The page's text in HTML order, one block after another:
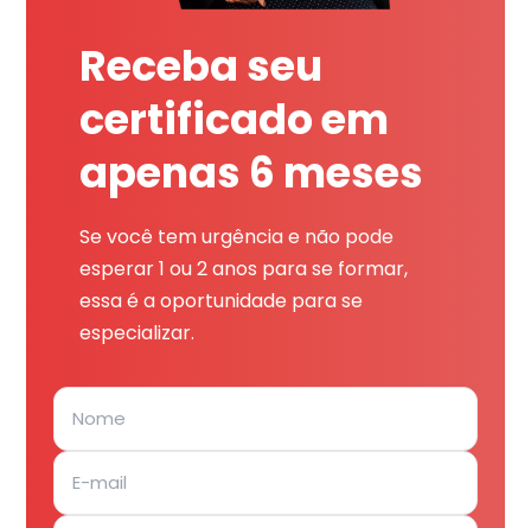
Receba seu
certificado em
apenas 6 meses
Se você tem urgência e não pode
esperar 1 ou 2 anos para se formar,
essa é a oportunidade para se
especializar.